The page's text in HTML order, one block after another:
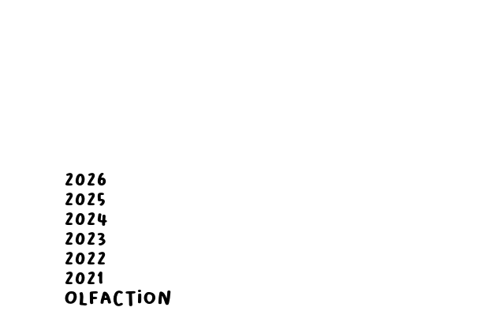
2026
2025
2024
2023
2022
2021
Olfaction